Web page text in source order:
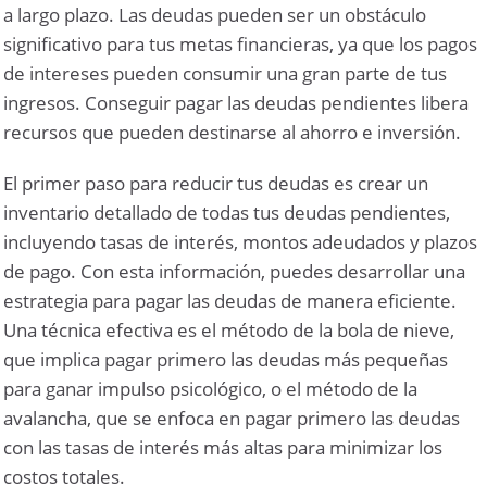
a largo plazo. Las deudas pueden ser un obstáculo
significativo para tus metas financieras, ya que los pagos
de intereses pueden consumir una gran parte de tus
ingresos. Conseguir pagar las deudas pendientes libera
recursos que pueden destinarse al ahorro e inversión.
El primer paso para reducir tus deudas es crear un
inventario detallado de todas tus deudas pendientes,
incluyendo tasas de interés, montos adeudados y plazos
de pago. Con esta información, puedes desarrollar una
estrategia para pagar las deudas de manera eficiente.
Una técnica efectiva es el método de la bola de nieve,
que implica pagar primero las deudas más pequeñas
para ganar impulso psicológico, o el método de la
avalancha, que se enfoca en pagar primero las deudas
con las tasas de interés más altas para minimizar los
costos totales.